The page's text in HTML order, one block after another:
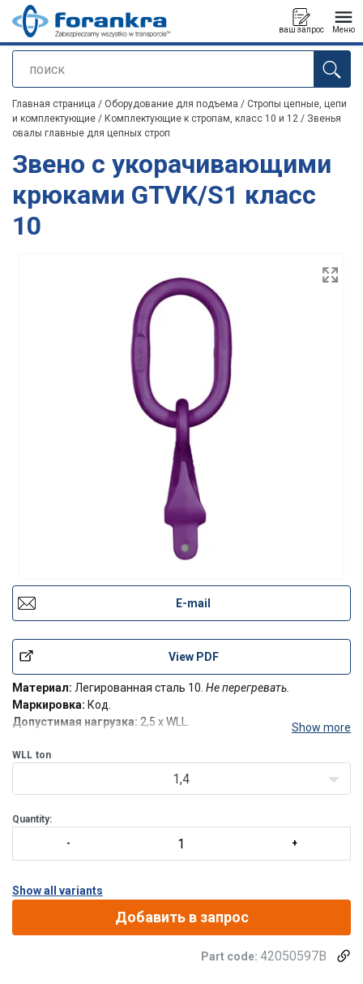
поиск
ваш запрос Меню
Продукт добавлен в ваш запрос
Главная страница / Оборудование для подъема / Стропы цепные, цепи
и комплектующие / Комплектующие к стропам, класс 10 и 12 / Звенья
овалы главные для цепных строп
Звено с укорачивающими
крюками GTVK/S1 класс
10
E-mail
View PDF
Материал: Легированная сталь 10. Не перегревать.
Маркировка: Код.
Допустимая нагрузка: 2,5 x WLL.
Покрытие:
Show more
WLL ton
1,4
Quantity:
Show all variants
Добавить в запрос
Part code: 42050597B